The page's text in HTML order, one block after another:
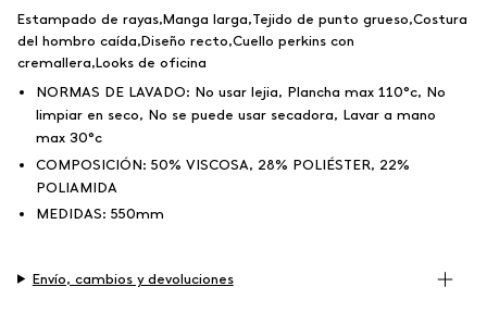
Estampado de rayas,Manga larga,Tejido de punto grueso,Costura
del hombro caída,Diseño recto,Cuello perkins con
cremallera,Looks de oficina
NORMAS DE LAVADO: No usar lejia, Plancha max 110°c, No
limpiar en seco, No se puede usar secadora, Lavar a mano
max 30°c
COMPOSICIÓN: 50% VISCOSA, 28% POLIÉSTER, 22%
POLIAMIDA
MEDIDAS: 550mm
Envío, cambios y devoluciones